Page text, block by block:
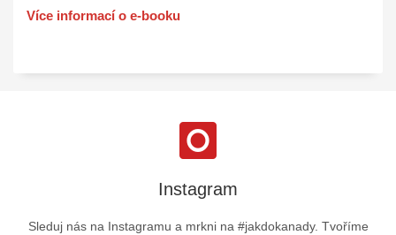
Více informací o e-booku
Instagram
Sleduj nás na Instagramu a mrkni na #jakdokanady. Tvoříme